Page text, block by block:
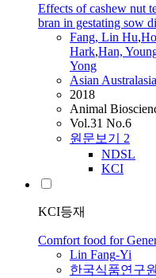
Effects of cashew nut
bran in gestating sow
Fang, Lin Hu,
Hark,Han,
Yong
Asian
2018
Animal
Vol.31 No.6
원문보기 2
NDSL
KCI
KCI등재
Comfort food for
Lin Fang-Yi
한국식품연구원